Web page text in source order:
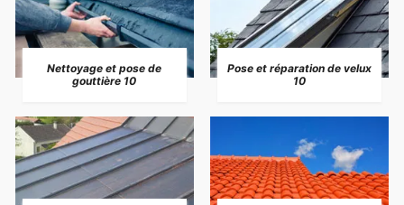
Nettoyage et pose de
gouttière 10
Pose et réparation de velux
10